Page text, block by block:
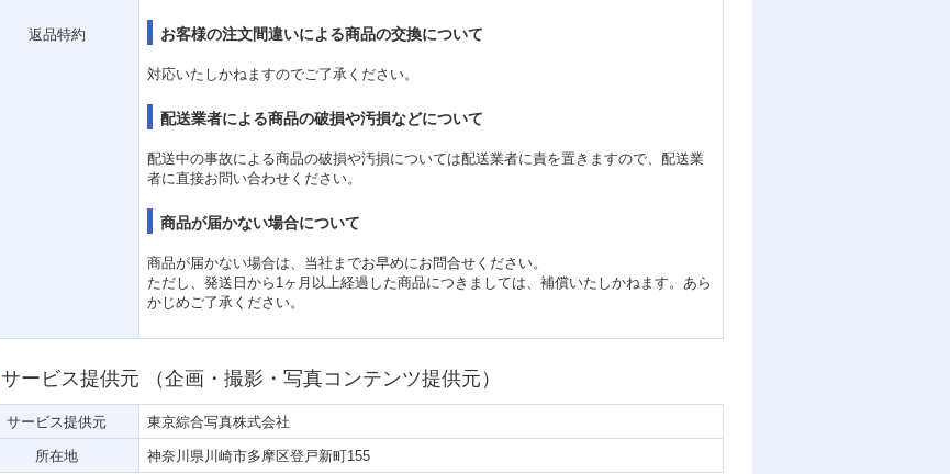
返品特約 お客様の注文間違いによる商品の交換について
対応いたしかねますのでご了承ください。
配送業者による商品の破損や汚損などについて
配送中の事故による商品の破損や汚損については配送業者に責を置きますので、配送業
者に直接お問い合わせください。
商品が届かない場合について
商品が届かない場合は、当社までお早めにお問合せください。
ただし、発送日から1ヶ月以上経過した商品につきましては、補償いたしかねます。あら
かじめご了承ください。
サービス提供元 （企画・撮影・写真コンテンツ提供元）
サービス提供元 東京綜合写真株式会社
所在地 神奈川県川崎市多摩区登戸新町155